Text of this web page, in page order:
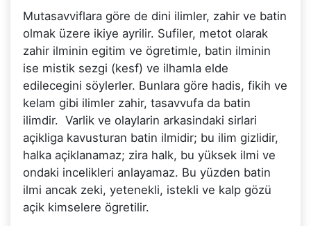
Mutasavviflara göre de dini ilimler, zahir ve batin
olmak üzere ikiye ayrilir. Sufiler, metot olarak
zahir ilminin egitim ve ögretimle, batin ilminin
ise mistik sezgi (kesf) ve ilhamla elde
edilecegini söylerler. Bunlara göre hadis, fikih ve
kelam gibi ilimler zahir, tasavvufa da batin
ilimdir. Varlik ve olaylarin arkasindaki sirlari
açikliga kavusturan batin ilmidir; bu ilim gizlidir,
halka açiklanamaz; zira halk, bu yüksek ilmi ve
ondaki incelikleri anlayamaz. Bu yüzden batin
ilmi ancak zeki, yetenekli, istekli ve kalp gözü
açik kimselere ögretilir.